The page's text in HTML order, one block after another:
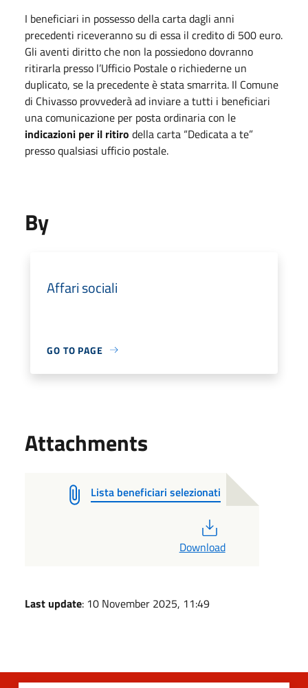
I beneficiari in possesso della carta dagli anni
precedenti riceveranno su di essa il credito di 500 euro.
Gli aventi diritto che non la possiedono dovranno
ritirarla presso l’Ufficio Postale o richiederne un
duplicato, se la precedente è stata smarrita. Il Comune
di Chivasso provvederà ad inviare a tutti i beneficiari
una comunicazione per posta ordinaria con le
indicazioni per il ritiro della carta “Dedicata a te”
presso qualsiasi ufficio postale.
By
Affari sociali
GO TO PAGE
Attachments
Lista beneficiari selezionati
Download
Last update: 10 November 2025, 11:49